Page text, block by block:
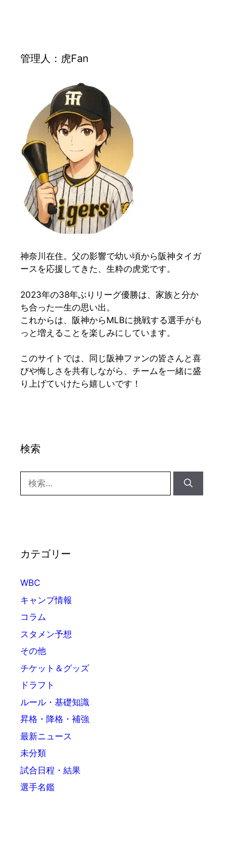
管理人：虎Fan
神奈川在住。父の影響で幼い頃から阪神タイガ
ースを応援してきた、生粋の虎党です。
2023年の38年ぶりリーグ優勝は、家族と分か
ち合った一生の思い出。
これからは、阪神からMLBに挑戦する選手がも
っと増えることを楽しみにしています。
このサイトでは、同じ阪神ファンの皆さんと喜
びや悔しさを共有しながら、チームを一緒に盛
り上げていけたら嬉しいです！
検索
索:
カテゴリー
WBC
キャンプ情報
コラム
スタメン予想
その他
チケット＆グッズ
ドラフト
ルール・基礎知識
昇格・降格・補強
最新ニュース
未分類
試合日程・結果
選手名鑑